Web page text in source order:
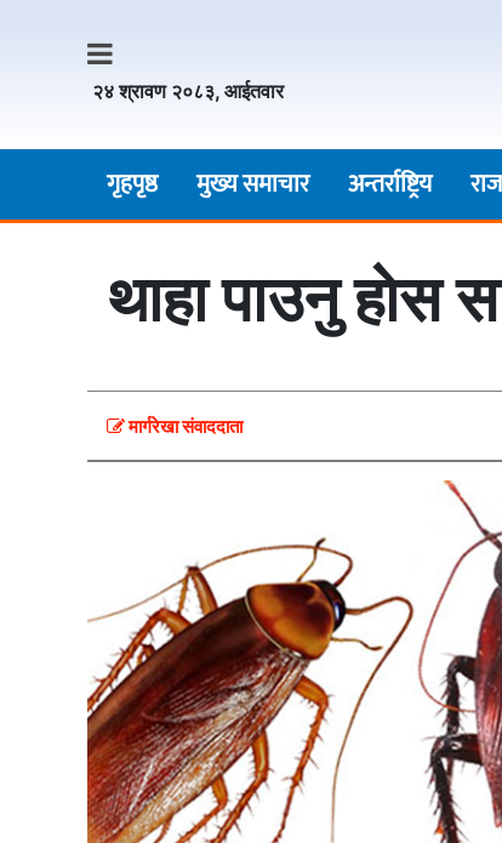
२४ श्रावण २०८३, आईतवार
गृहपृष्ठ मुख्य समाचार अन्तर्राष्ट्रिय
थाहा पाउनु हाेस
मार्गरेखा संवाददाता